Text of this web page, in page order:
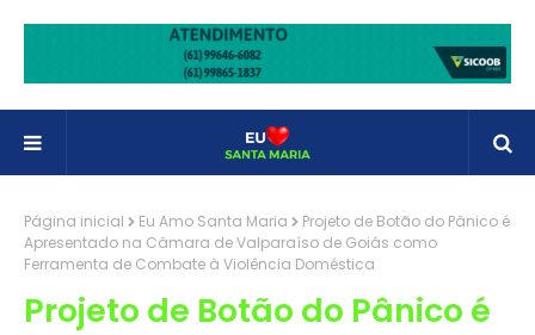
Página inicial Eu Amo Santa Maria
Projeto de Botão do Pânico é
Apresentado na Câmara de Valparaíso de Goiás como
Ferramenta de Combate à Violência Doméstica
Projeto de Botão do Pânico é